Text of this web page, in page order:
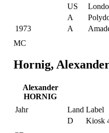
US
A
1973
A
MC
Hornig,
Alexander
HORNIG
Jahr
Land Label
D
Kiosk